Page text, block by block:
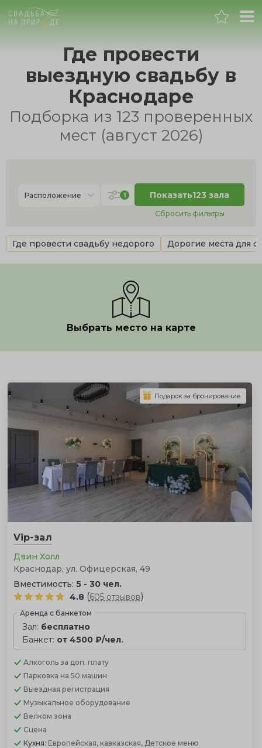
Краснодар
Банкет
День рождения
Новогодний корпоратив
Где провести
выездную свадьбу в
Краснодаре
Подборка из 123 проверенных
мест (август 2026)
Расположение 1 Показать123 зала
Сбросить фильтры
Где провести свадьбу недорого Дорогие места для
Выбрать место на карте
Vip-зал
Двин Холл
Краснодар, ул. Офицерская, 49
Вместимость: 5 - 30 чел.
4.8 (605 отзывов)
Аренда с банкетом
Зал: бесплатно
Банкет: от 4500 ₽/чел.
Алкоголь за доп. плату
Парковка на 50 машин
Выездная регистрация
Музыкальное оборудование
Велком зона
Сцена
Кухня: Европейская, кавказская, Детское меню
Подарок за бронирование